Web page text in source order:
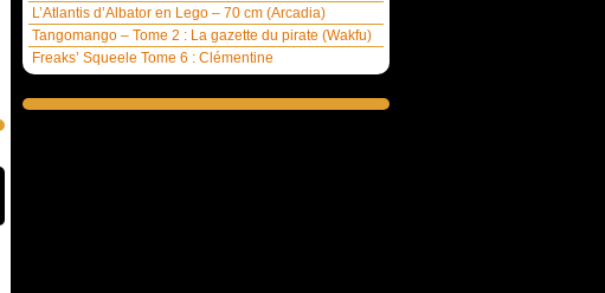
L’Atlantis d’Albator en Lego – 70 cm (Arcadia)
Tangomango – Tome 2 : La gazette du pirate (Wakfu)
Freaks’ Squeele Tome 6 : Clémentine